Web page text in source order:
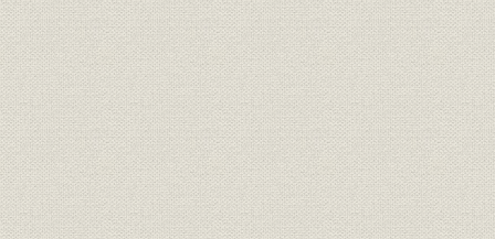
第3節 戦時下の大阪商船
1. 戦時下の経営方針と組織
2. 戦時下の経営活動
3. 業績の推移
第4節 三井船舶株式会社の独立